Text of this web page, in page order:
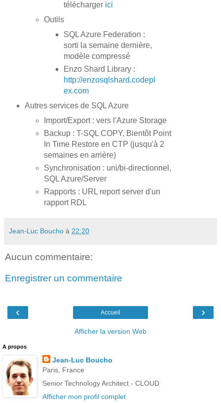
télécharger ici
Outils
SQL Azure Federation :
sorti la semaine dernière,
modèle compressé
Enzo Shard Library :
http://enzosqlshard.codepl
ex.com
Autres services de SQL Azure
Import/Export : vers l'Azure Storage
Backup : T-SQL COPY, Bientôt Point
In Time Restore en CTP (jusqu'à 2
semaines en arrière)
Synchronisation : uni/bi-directionnel,
SQL Azure/Server
Rapports : URL report server d'un
rapport RDL
Jean-Luc Boucho à 22:20
Aucun commentaire:
Enregistrer un commentaire
‹ ›
Accueil
Afficher la version Web
A propos
Jean-Luc Boucho
Paris, France
Senior Technology Architect - CLOUD
Afficher mon profil complet